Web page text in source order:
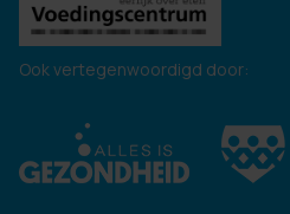
Ook vertegenwoordigd door: